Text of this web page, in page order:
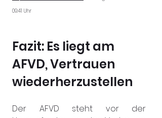
09:41 Uhr
Fazit: Es liegt am
AFVD, Vertrauen
wiederherzustellen
Der AFVD steht vor der